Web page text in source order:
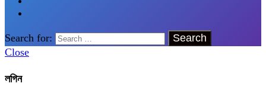
Search for:
Close
লগিন